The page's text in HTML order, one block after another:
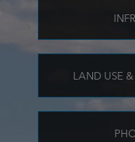
LAND USE